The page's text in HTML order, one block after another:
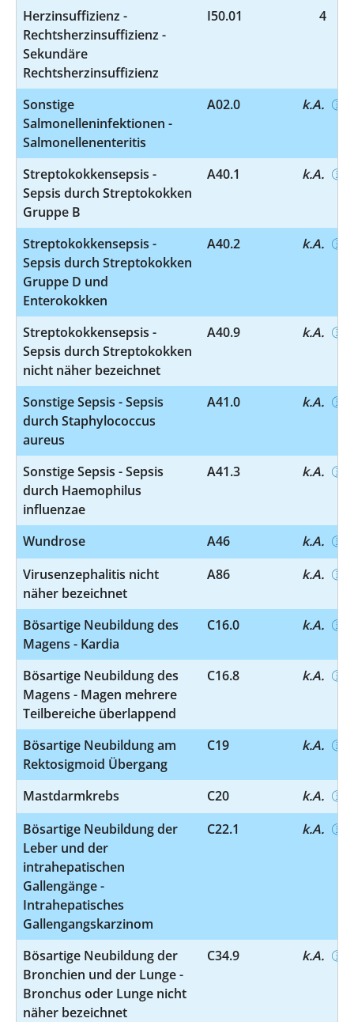
Herzinsuffizienz -
Rechtsherzinsuffizienz -
Sekundäre
Rechtsherzinsuffizienz
I50.01 4
Sonstige
Salmonelleninfektionen -
Salmonellenenteritis
A02.0 k.A.
Streptokokkensepsis -
Sepsis durch Streptokokken
Gruppe B
A40.1 k.A.
Streptokokkensepsis -
Sepsis durch Streptokokken
Gruppe D und
Enterokokken
A40.2 k.A.
Streptokokkensepsis -
Sepsis durch Streptokokken
nicht näher bezeichnet
A40.9 k.A.
Sonstige Sepsis - Sepsis
durch Staphylococcus
aureus
A41.0 k.A.
Sonstige Sepsis - Sepsis
durch Haemophilus
influenzae
A41.3 k.A.
Wundrose A46
k.A.
Virusenzephalitis nicht
näher bezeichnet
A86 k.A.
Bösartige Neubildung des
Magens - Kardia
C16.0 k.A.
Bösartige Neubildung des
Magens - Magen mehrere
Teilbereiche überlappend
C16.8 k.A.
Bösartige Neubildung am
Rektosigmoid Übergang
C19 k.A.
Mastdarmkrebs C20
k.A.
Bösartige Neubildung der
Leber und der
intrahepatischen
Gallengänge -
Intrahepatisches
Gallengangskarzinom
C22.1 k.A.
Bösartige Neubildung der
Bronchien und der Lunge -
Bronchus oder Lunge nicht
näher bezeichnet
C34.9 k.A.